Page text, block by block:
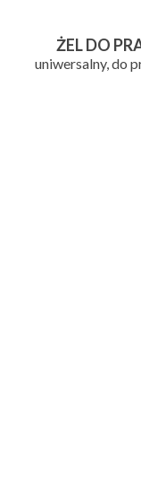
ŻEL DO
uniwersalny, do